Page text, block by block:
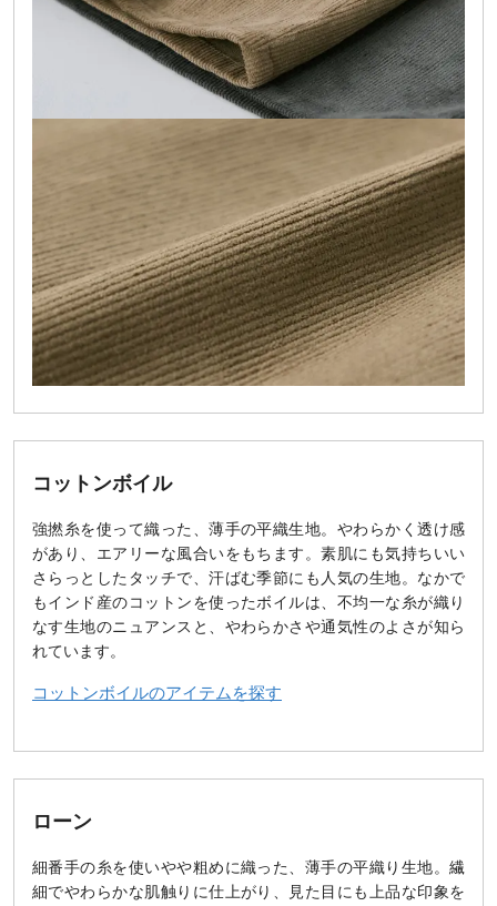
コットンボイル
強撚糸を使って織った、薄手の平織生地。やわらかく透け感
があり、エアリーな風合いをもちます。素肌にも気持ちいい
さらっとしたタッチで、汗ばむ季節にも人気の生地。なかで
もインド産のコットンを使ったボイルは、不均一な糸が織り
なす生地のニュアンスと、やわらかさや通気性のよさが知ら
れています。
コットンボイルのアイテムを探す
ローン
細番手の糸を使いやや粗めに織った、薄手の平織り生地。繊
細でやわらかな肌触りに仕上がり、見た目にも上品な印象を